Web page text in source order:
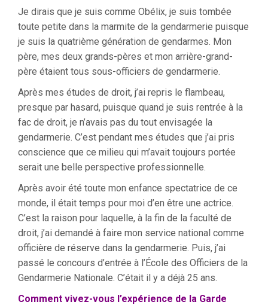
Je dirais que je suis comme Obélix, je suis tombée
toute petite dans la marmite de la gendarmerie puisque
je suis la quatrième génération de gendarmes. Mon
père, mes deux grands-pères et mon arrière-grand-
père étaient tous sous-officiers de gendarmerie.
Après mes études de droit, j’ai repris le flambeau,
presque par hasard, puisque quand je suis rentrée à la
fac de droit, je n’avais pas du tout envisagée la
gendarmerie. C’est pendant mes études que j’ai pris
conscience que ce milieu qui m’avait toujours portée
serait une belle perspective professionnelle.
Après avoir été toute mon enfance spectatrice de ce
monde, il était temps pour moi d’en être une actrice.
C’est la raison pour laquelle, à la fin de la faculté de
droit, j’ai demandé à faire mon service national comme
officière de réserve dans la gendarmerie. Puis, j’ai
passé le concours d’entrée à l’École des Officiers de la
Gendarmerie Nationale. C’était il y a déjà 25 ans.
Comment vivez-vous l’expérience de la Garde